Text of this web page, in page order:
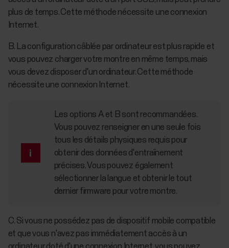
plus de temps. Cette méthode nécessite une connexion
Internet.
B. La configuration câblée par ordinateur est plus rapide et
vous pouvez charger votre montre en même temps, mais
vous devez disposer d'un ordinateur. Cette méthode
nécessite une connexion Internet.
Les options A et B sont recommandées.
Vous pouvez renseigner en une seule fois
tous les détails physiques requis pour
obtenir des données d'entraînement
précises. Vous pouvez également
sélectionner la langue et obtenir le tout
dernier firmware pour votre montre.
C. Si vous ne possédez pas de dispositif mobile compatible
et que vous n'avez pas immédiatement accès à un